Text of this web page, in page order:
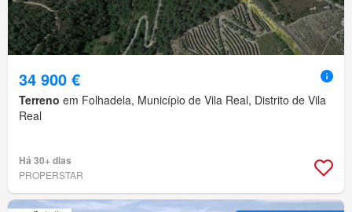
34 900 €
Terreno em Folhadela, Município de Vila Real, Distrito de Vila
Real
Há 30+ dias
PROPERSTAR